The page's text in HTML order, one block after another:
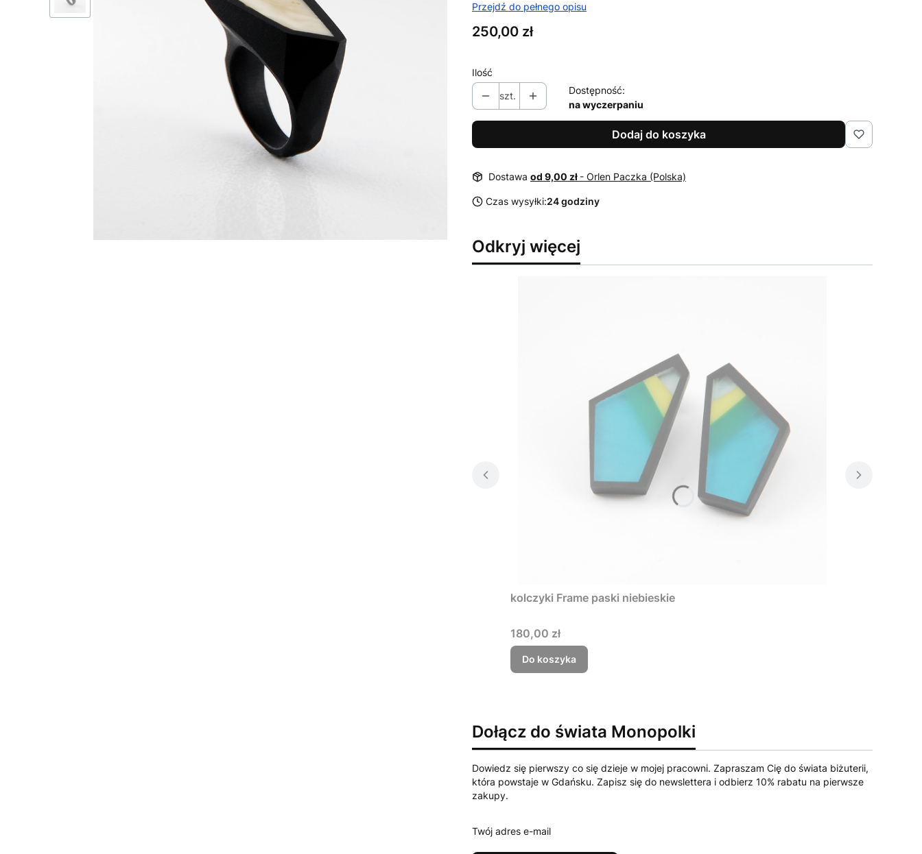
Przejdź do pełnego opisu
Cena
250,00 zł
Ilość
szt.
Dostępność:
na wyczerpaniu
Dodaj do koszyka
Dostawa od 9,00 zł - Orlen Paczka (Polska)
Czas wysyłki:24 godziny
Odkryj więcej
kolczyki Frame paski niebieskie
Cena
180,00 zł
Do koszyka
Dołącz do świata Monopolki
Dowiedz się pierwszy co się dzieje w mojej pracowni. Zapraszam Cię do świata biżuterii,
która powstaje w Gdańsku. Zapisz się do newslettera i odbierz 10% rabatu na pierwsze
zakupy.
Twój adres e-mail